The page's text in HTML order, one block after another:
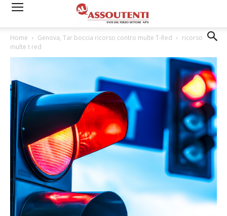
Home Genova, Tar boccia ricorso contro multe T-Red
ricorso
multe t red